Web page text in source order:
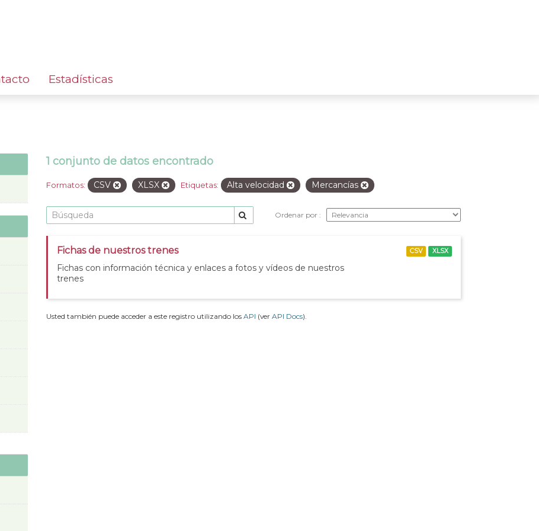
Estadísticas
1 conjunto de datos encontrado
Formatos: CSV XLSX Etiquetas: Alta velocidad Mercancías
Ordenar por
Fichas de nuestros trenes
Fichas con información técnica y enlaces a fotos y vídeos de nuestros
trenes
CSV XLSX
Usted también puede acceder a este registro utilizando los API (ver API Docs).